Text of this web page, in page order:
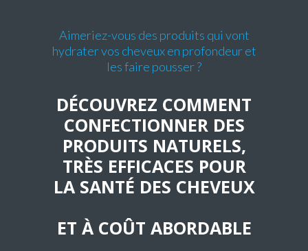
Aimeriez-vous des produits qui vont
hydrater vos cheveux en profondeur et
les faire pousser ?
DÉCOUVREZ COMMENT
CONFECTIONNER DES
PRODUITS NATURELS,
TRÈS EFFICACES POUR
LA SANTÉ DES CHEVEUX
ET À COÛT ABORDABLE